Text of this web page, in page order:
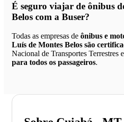
É seguro viajar de ônibus
Belos com a Buser?
Todas as empresas de ônibus e
Luís de Montes Belos são
Nacional de Transportes Terrestres
para todos os passageiros.